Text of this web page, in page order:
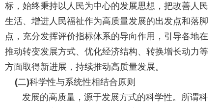
标，始终秉持以人民为中心的发展思想，把改善人民
生活、增进人民福祉作为高质量发展的出发点和落脚
点，充分发挥评价指标体系的导向作用，引导各地在
推动转变发展方式、优化经济结构、转换增长动力等
方面取得新进展，持续推动高质量发展。
(二)科学性与系统性相结合原则
发展的高质量，源于发展方式的科学性。所谓科